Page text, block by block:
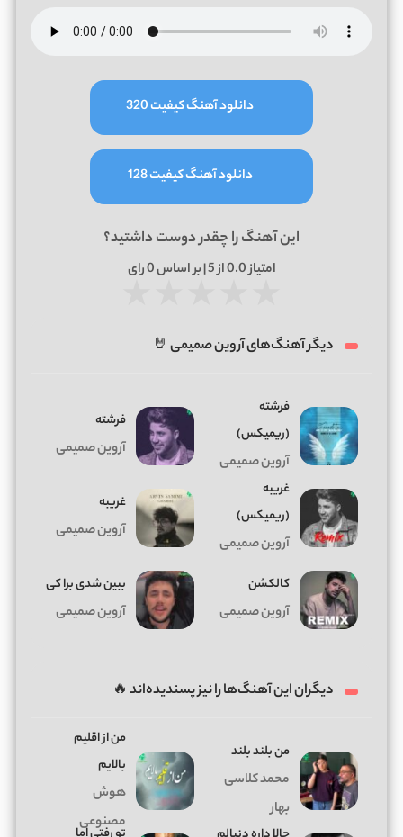
دانلود آهنگ کیفیت 320
دانلود آهنگ کیفیت 128
این آهنگ را چقدر دوست داشتید؟
امتیاز0.0از 5 | بر اساس 0رای
دیگر آهنگ‌های آروین صمیمی 🤘
فرشته
(ریمیکس)
آروین صمیمی
فرشته
آروین صمیمی
غریبه
(ریمیکس)
آروین صمیمی
غریبه
آروین صمیمی
کالکشن
آروین صمیمی
ببین شدی برا کی
آروین صمیمی
دیگران این آهنگ‌ها را نیز پسندیده‌اند 🔥
من بلند بلند
محمد کلاسی
بهار
من از اقلیم
بالایم
هوش
مصنوعی